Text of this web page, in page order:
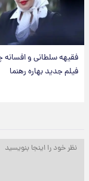
فقیهه سلطانی و افسانه
فیلم جدید بهاره رهنما